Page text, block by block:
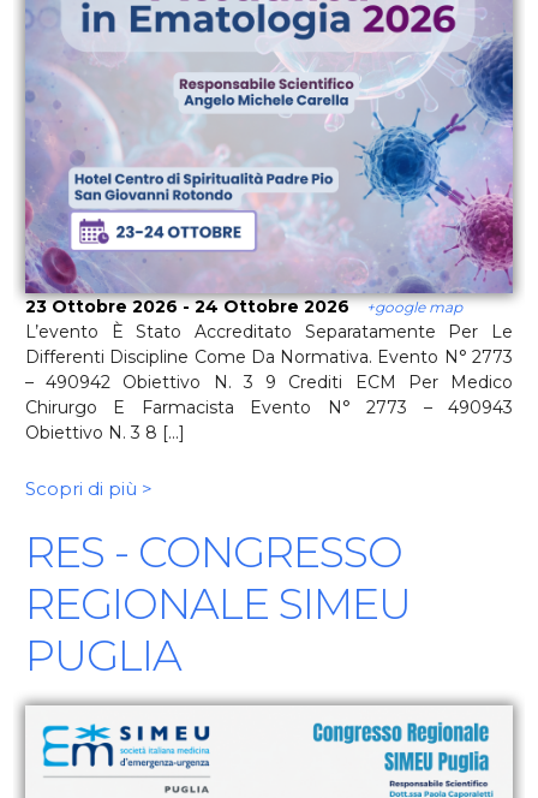
23 Ottobre 2026 - 24 Ottobre 2026 +google map
L’evento È Stato Accreditato Separatamente Per Le
Differenti Discipline Come Da Normativa. Evento N° 2773
– 490942 Obiettivo N. 3 9 Crediti ECM Per Medico
Chirurgo E Farmacista Evento N° 2773 – 490943
Obiettivo N. 3 8 [...]
Scopri di più >
RES - CONGRESSO
REGIONALE SIMEU
PUGLIA